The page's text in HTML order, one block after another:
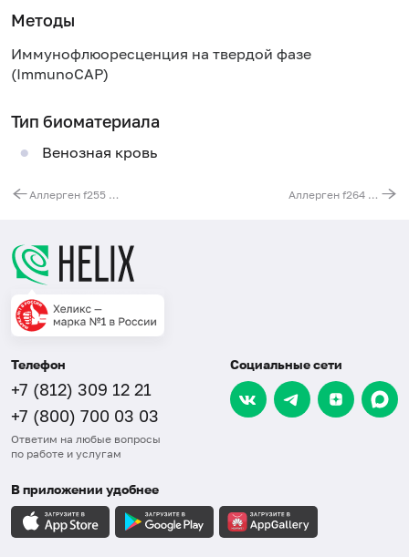
Методы
Иммунофлюоресценция на твердой фазе
(ImmunoCAP)
Тип биоматериала
Венозная кровь
Аллерген f255 - слива, IgE (ImmunoCAP) Аллерген f264 - речной угорь, IgE (ImmunoCAP)
Телефон
+7 (812) 309 12 21
+7 (800) 700 03 03
Ответим на любые вопросы
по работе и услугам
Социальные сети
В приложении удобнее